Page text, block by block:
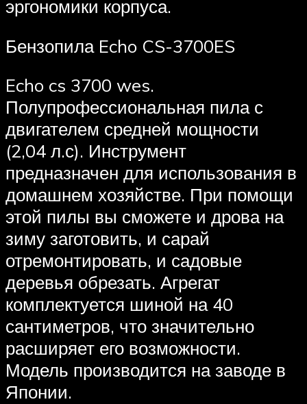
эргономики корпуса.
Бензопила Echo CS-3700ES
Echo cs 3700 wes.
Полупрофессиональная пила с
двигателем средней мощности
(2,04 л.с). Инструмент
предназначен для использования в
домашнем хозяйстве. При помощи
этой пилы вы сможете и дрова на
зиму заготовить, и сарай
отремонтировать, и садовые
деревья обрезать. Агрегат
комплектуется шиной на 40
сантиметров, что значительно
расширяет его возможности.
Модель производится на заводе в
Японии.